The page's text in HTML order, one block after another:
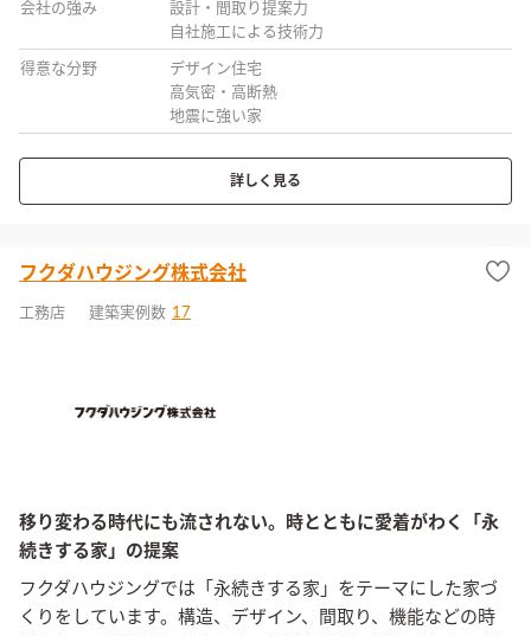
会社の強み
設計・間取り提案力
自社施工による技術力
得意な分野
デザイン住宅
高気密・高断熱
地震に強い家
詳しく見る
フクダハウジング株式会社
工務店 建築実例数 17
移り変わる時代にも流されない。時とともに愛着がわく「永
続きする家」の提案
フクダハウジングでは「永続きする家」をテーマにした家づ
くりをしています。構造、デザイン、間取り、機能などの時